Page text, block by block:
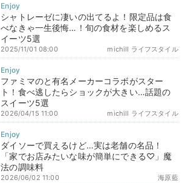
シャトレーゼに凄いの出てるよ！限定品は食
べなきゃ一生後悔…！旬の食材を楽しめるス
イーツ5選
michill ライフスタイル
2025/11/01 08:00
ファミマのと有名メーカーコラボがスター
ト！食べ逃したらショックが大きい…話題の
スイーツ5選
michill ライフスタイル
2026/04/15 11:00
ダイソーで買えるけど…実は老舗の名品！
「家でお店みたいな味が簡単にできる♡」魔
法の調味料
海原藍
2026/06/02 11:00